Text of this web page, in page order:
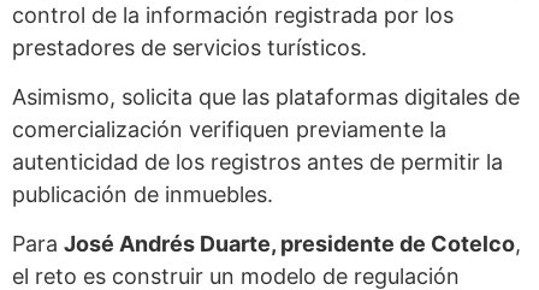
control de la información registrada por los
prestadores de servicios turísticos.
Asimismo, solicita que las plataformas digitales de
comercialización verifiquen previamente la
autenticidad de los registros antes de permitir la
publicación de inmuebles.
Para José Andrés Duarte, presidente de Cotelco,
el reto es construir un modelo de regulación